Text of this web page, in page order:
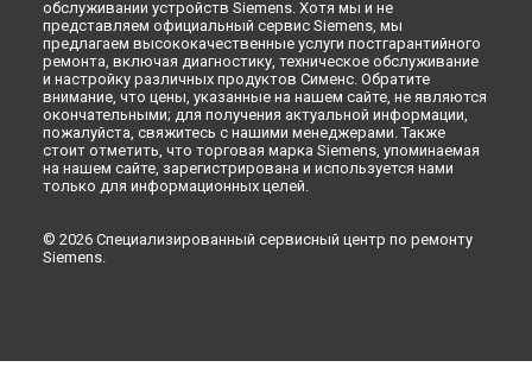
Ремонт микроволновой печи HF25G5L2 Siemens в
обслуживании устройств Siemens. Хотя мы и не
представляем официальный сервис Siemens, мы
предлагаем высококачественные услуги постгарантийного
ремонта, включая диагностику, техническое обслуживание
и настройку различных продуктов Сименс. Обратите
внимание, что цены, указанные на нашем сайте, не являются
окончательными; для получения актуальной информации,
пожалуйста, свяжитесь с нашими менеджерами. Также
стоит отметить, что торговая марка Siemens, упоминаемая
на нашем сайте, зарегистрирована и используется нами
только для информационных целей.
© 2026 Специализированный сервисный центр по ремонту
Siemens.